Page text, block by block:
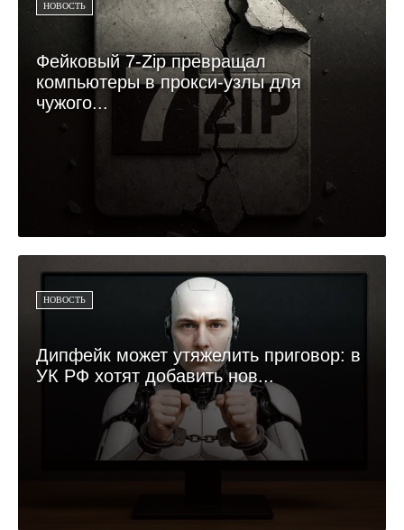
НОВОСТЬ
Фейковый 7-Zip превращал
компьютеры в прокси-узлы для
чужого...
НОВОСТЬ
Дипфейк может утяжелить приговор: в
УК РФ хотят добавить нов...